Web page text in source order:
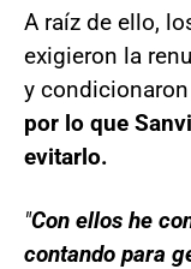
A raíz de ello,
exigieron la
y
por lo que
evitarlo.
"Con ellos he
contando para